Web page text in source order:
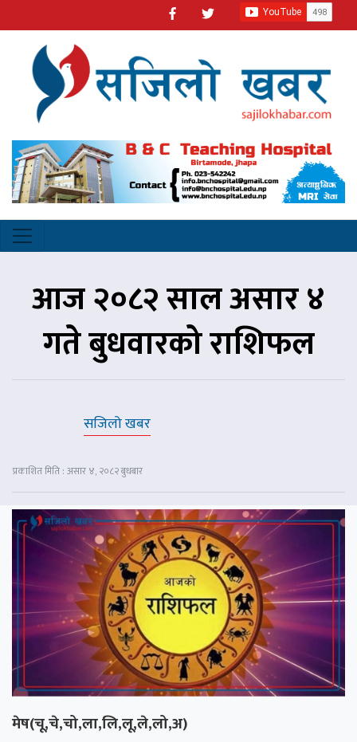
आज २०८२ साल असार ४
गते बुधवारको राशिफल
सजिलो खबर
प्रकाशित मिति : असार ४, २०८२ बुधबार
मेष(चू,चे,चो,ला,लि,लू,ले,लो,अ)